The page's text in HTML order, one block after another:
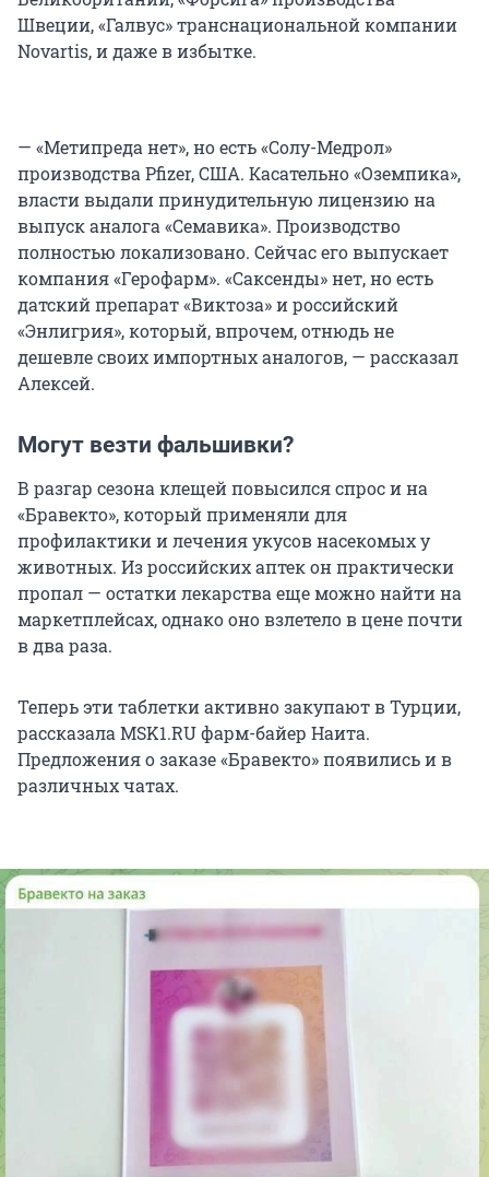
Швеции, «Галвус» транснациональной компании
Novartis, и даже в избытке.
— «Метипреда нет», но есть «Солу-Медрол»
производства Pfizer, США. Касательно «Оземпика»,
власти выдали принудительную лицензию на
выпуск аналога «Семавика». Производство
полностью локализовано. Сейчас его выпускает
компания «Герофарм». «Саксенды» нет, но есть
датский препарат «Виктоза» и российский
«Энлигрия», который, впрочем, отнюдь не
дешевле своих импортных аналогов, — рассказал
Алексей.
Могут везти фальшивки?
В разгар сезона клещей повысился спрос и на
«Бравекто», который применяли для
профилактики и лечения укусов насекомых у
животных. Из российских аптек он практически
пропал — остатки лекарства еще можно найти на
маркетплейсах, однако оно взлетело в цене почти
в два раза.
Теперь эти таблетки активно закупают в Турции,
рассказала MSK1.RU фарм-байер Наита.
Предложения о заказе «Бравекто» появились и в
различных чатах.